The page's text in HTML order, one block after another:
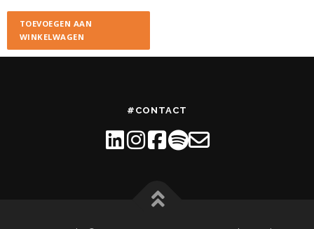
TOEVOEGEN AAN
WINKELWAGEN
#CONTACT